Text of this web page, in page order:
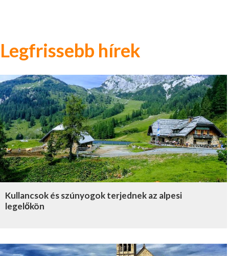
Legfrissebb hírek
Kullancsok és szúnyogok terjednek az alpesi
legelőkön